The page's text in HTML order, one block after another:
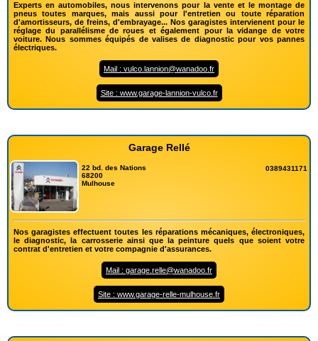
Experts en automobiles, nous intervenons pour la vente et le montage de
pneus toutes marques, mais aussi pour l'entretien ou toute réparation
d'amortisseurs, de freins, d'embrayage... Nos garagistes intervienent pour le
réglage du parallélisme de roues et également pour la vidange de votre
voiture. Nous sommes équipés de valises de diagnostic pour vos pannes
électriques.
Mail : vulco.lannion@wanadoo.fr
Site : www.garage-lannion-vulco.fr
Garage Rellé
22 bd. des Nations
68200
Mulhouse
0389431171
Nos garagistes effectuent toutes les réparations mécaniques, électroniques,
le diagnostic, la carrosserie ainsi que la peinture quels que soient votre
contrat d'entretien et votre compagnie d'assurances.
Mail : garage.relle@wanadoo.fr
Site : www.garage-relle-mulhouse.fr